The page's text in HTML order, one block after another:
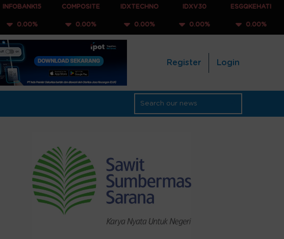
COMPOSITE
0.00%
IDXTECHNO
0.00%
IDXV30
0.00%
ESGQKEHATI
0.00%
Register Login